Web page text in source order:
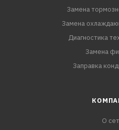
Замена
Замена
Диагностика
Замена
Заправка
О